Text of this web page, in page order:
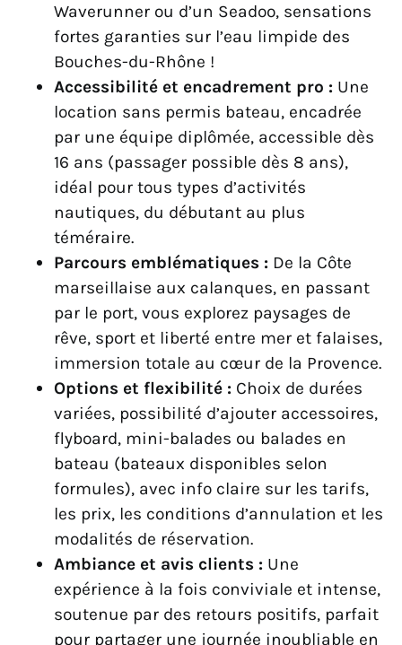
Waverunner ou d’un Seadoo, sensations
fortes garanties sur l’eau limpide des
Bouches-du-Rhône !
Accessibilité et encadrement pro : Une
location sans permis bateau, encadrée
par une équipe diplômée, accessible dès
16 ans (passager possible dès 8 ans),
idéal pour tous types d’activités
nautiques, du débutant au plus
téméraire.
Parcours emblématiques : De la Côte
marseillaise aux calanques, en passant
par le port, vous explorez paysages de
rêve, sport et liberté entre mer et falaises,
immersion totale au cœur de la Provence.
Options et flexibilité : Choix de durées
variées, possibilité d’ajouter accessoires,
flyboard, mini-balades ou balades en
bateau (bateaux disponibles selon
formules), avec info claire sur les tarifs,
les prix, les conditions d’annulation et les
modalités de réservation.
Ambiance et avis clients : Une
expérience à la fois conviviale et intense,
soutenue par des retours positifs, parfait
pour partager une journée inoubliable en